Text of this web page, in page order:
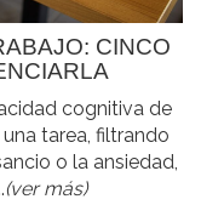
CINCO
cognitiva de
tarea, filtrando
o la ansiedad,
(ver más)